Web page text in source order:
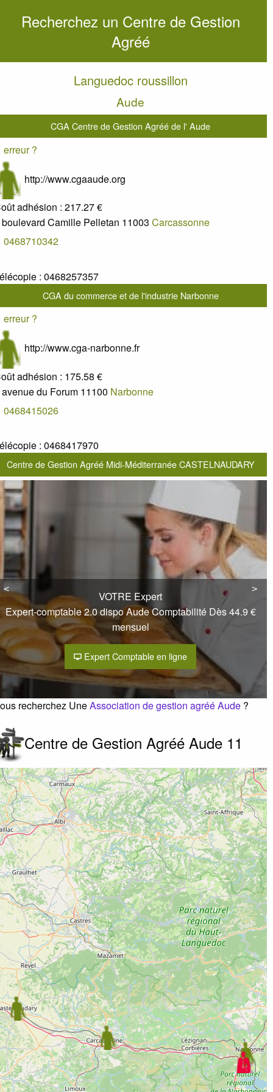
Recherchez un Centre de Gestion
Agréé
Languedoc roussillon
Aude
CGA Centre de Gestion Agréé de l' Aude
erreur ?
http://www.cgaaude.org
adhésion : 217.27 €
Camille Pelletan 11003 Carcassonne
0468710342
: 0468257357
CGA du commerce et de l'industrie Narbonne
erreur ?
http://www.cga-narbonne.fr
adhésion : 175.58 €
du Forum 11100 Narbonne
0468415026
: 0468417970
Centre de Gestion Agréé Midi-Méditerranée CASTELNAUDARY
erreur ?
www.cga2m.fr
adhésion :
0468944560
:0468944473
<
< >
>
VOTRE Expert
Expert-comptable 2.0 dispo Aude Comptabilité Dès 44.9 €
mensuel
Expert Comptable en ligne
recherchez UneAssociation de gestion agréé Aude ?
Centre de Gestion Agréé Aude 11